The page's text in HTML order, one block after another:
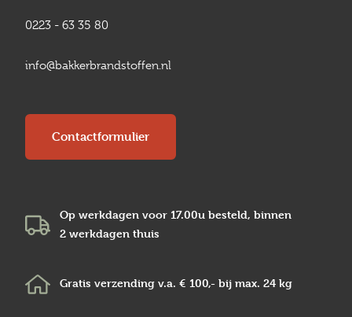
0223 - 63 35 80
info@bakkerbrandstoffen.nl
Contactformulier
Op werkdagen voor 17.00u besteld, binnen
2 werkdagen thuis
Gratis verzending v.a. € 100,- bij max. 24 kg